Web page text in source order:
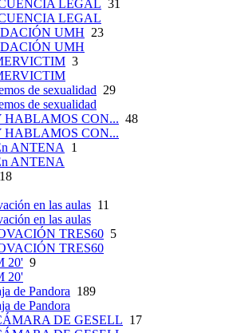
LEGAL 31
LEGAL
UMH 23
UMH
3
de sexualidad 29
de sexualidad
HABLAMOS CON... 48
HABLAMOS CON...
ANTENA
1
ANTENA
18
en las aulas 11
en las aulas
TRES60 5
TRES60
20' 9
20'
de Pandora 189
de Pandora
DE GESELL 17